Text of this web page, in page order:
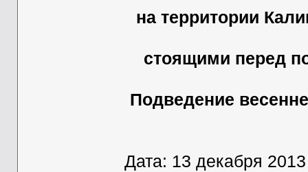
на территории
стоящими перед
Подведение
Дата: 13 декабря